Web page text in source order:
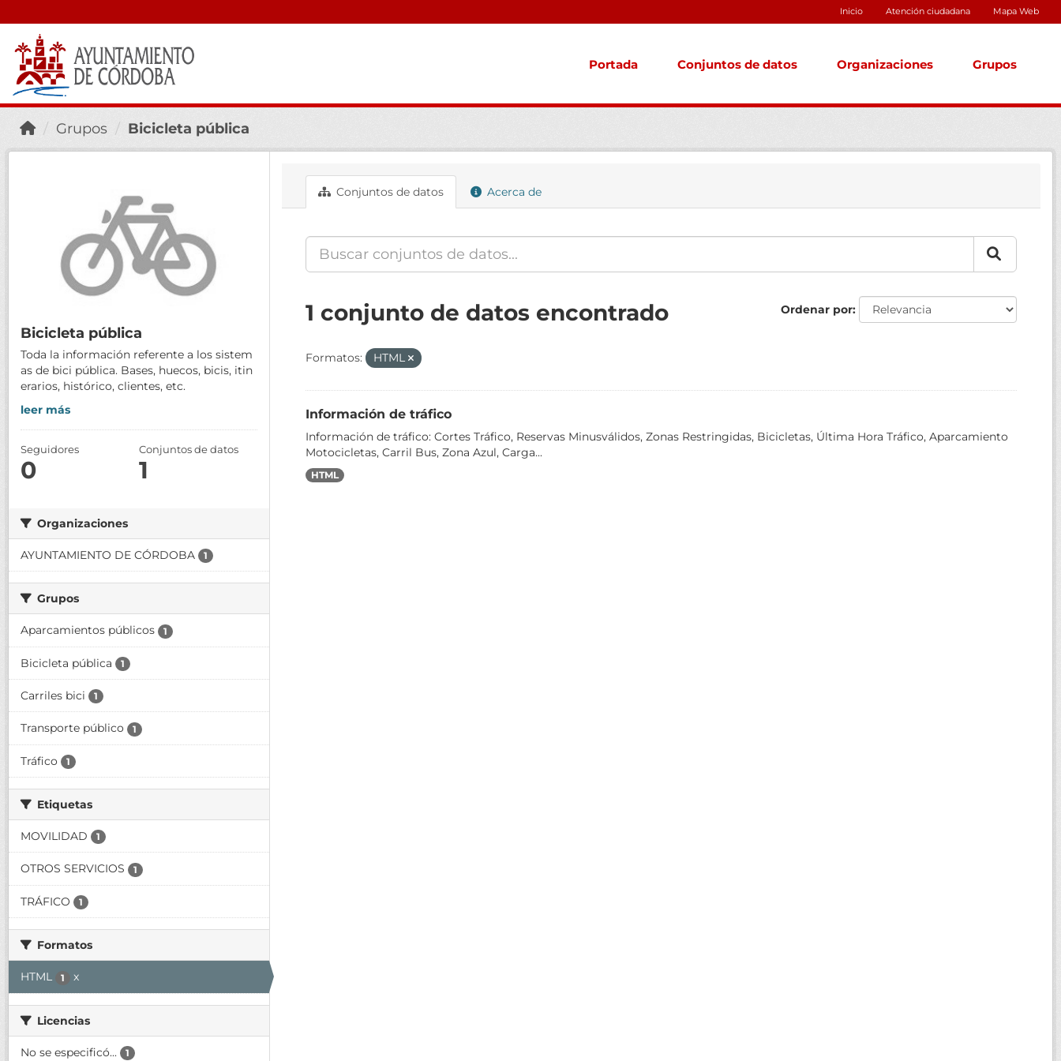
Inicio Atención ciudadana Mapa Web
Portada Conjuntos de datos Organizaciones Grupos
Grupos Bicicleta pública
Bicicleta pública
Toda la información referente a los sistem
as de bici pública. Bases, huecos, bicis, itin
erarios, histórico, clientes, etc.
leer más
Seguidores
0
Conjuntos de datos
1
Organizaciones
AYUNTAMIENTO DE CÓRDOBA 1
Grupos
Aparcamientos públicos 1
Bicicleta pública 1
Carriles bici 1
Transporte público 1
Tráfico 1
Etiquetas
MOVILIDAD 1
OTROS SERVICIOS 1
TRÁFICO 1
Formatos
HTML 1 x
Licencias
No se especificó... 1
Conjuntos de datos Acerca de
Ordenar por
1 conjunto de datos encontrado
Formatos: HTML
Información de tráfico
Información de tráfico: Cortes Tráfico, Reservas Minusválidos, Zonas Restringidas, Bicicletas, Última Hora Tráfico, Aparcamiento
Motocicletas, Carril Bus, Zona Azul, Carga...
HTML